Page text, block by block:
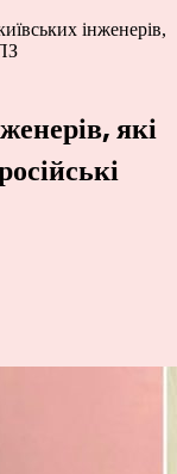
інженерів,
які